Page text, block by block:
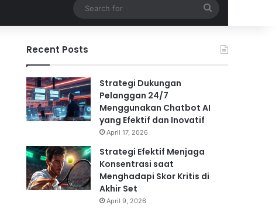
for
Recent Posts
Strategi Dukungan
Pelanggan 24/7
Menggunakan Chatbot AI
yang Efektif dan Inovatif
April 17, 2026
Strategi Efektif Menjaga
Konsentrasi saat
Menghadapi Skor Kritis di
Akhir Set
April 9, 2026